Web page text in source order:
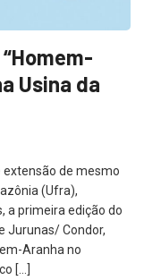
Usina da
extensão de mesmo
(Ufra),
a primeira edição do
Jurunas/ Condor,
Aranha no
[…]